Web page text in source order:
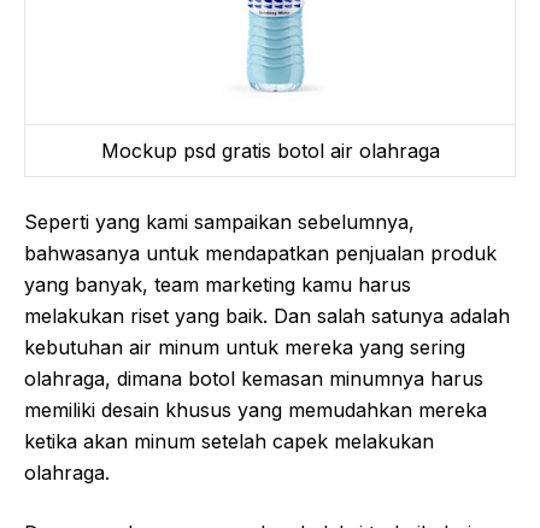
Mockup psd gratis botol air olahraga
Seperti yang kami sampaikan sebelumnya,
bahwasanya untuk mendapatkan penjualan produk
yang banyak, team marketing kamu harus
melakukan riset yang baik. Dan salah satunya adalah
kebutuhan air minum untuk mereka yang sering
olahraga, dimana botol kemasan minumnya harus
memiliki desain khusus yang memudahkan mereka
ketika akan minum setelah capek melakukan
olahraga.